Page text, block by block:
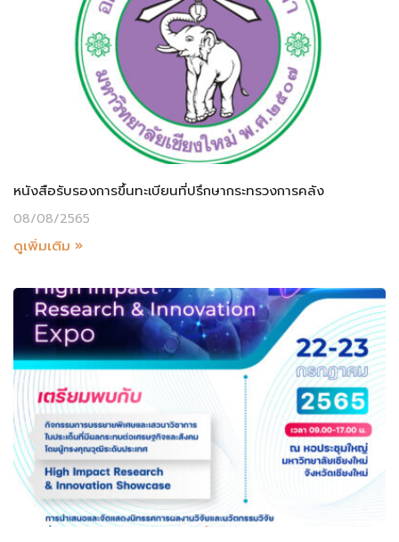
หนังสือรับรองการขึ้นทะเบียนที่ปรึกษากระทรวงการคลัง
08/08/2565
ดูเพิ่มเติม »